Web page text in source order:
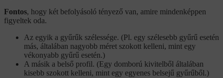
Fontos, hogy két befolyásoló tényező van, amire mindenképpen
figyeltek oda.
Az egyik a gyűrűk szélessége. (Pl. egy szélesebb gyűrű esetén
más, általában nagyobb méret szokott kelleni, mint egy
vékonyabb gyűrű esetén.)
A másik a belső profil. (Egy domború kivitelből általában
kisebb szokott kelleni, mint egy egyenes belsejű gyűrűből.)